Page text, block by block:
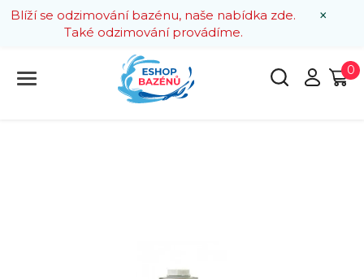
×
Blíží se odzimování bazénu, naše nabídka zde.
Také odzimování provádíme.
0